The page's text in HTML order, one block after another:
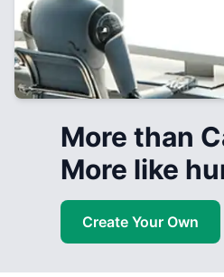
More than
More like
Create Your Own